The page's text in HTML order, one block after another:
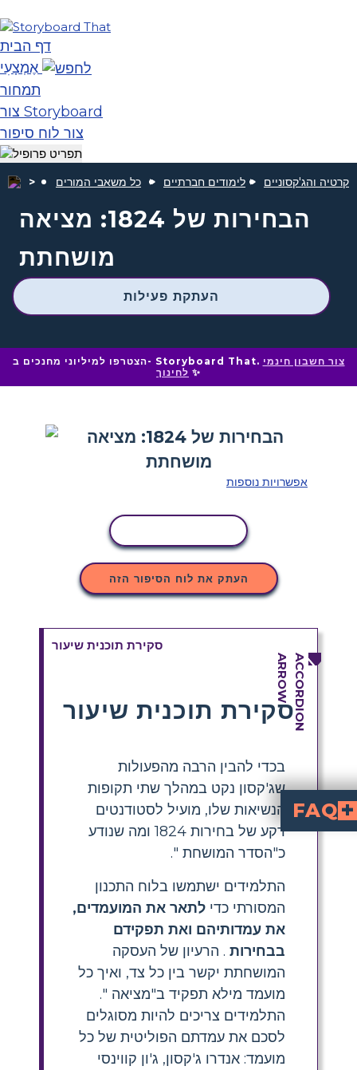
דף הבית
אֶמְצָעִי
תמחור
צור Storyboard
צור לוח סיפור
כל משאבי המורים לימודים חברתיים והג'קסוניים
הבחירות של 1824: מציאה
מושחתת
העתקת פעילות
הצטרפו למיליוני מחנכים ב- Storyboard That. צור חשבון חינמי
לחינוך ✨
אפשרויות נוספות
העתק את לוח הסיפור הזה
סקירת תוכנית שיעור
סקירת תוכנית שיעור
בכדי להבין הרבה מהפעולות
שג'קסון נקט במהלך שתי תקופות
הנשיאות שלו, מועיל לסטודנטים
רקע של בחירות 1824 ומה שנודע
כ"הסדר המושחת ".
התלמידים ישתמשו בלוח התכנון
המסורתי כדי לתאר את המועמדים,
את עמדותיהם ואת תפקידם
בבחירות . הרעיון של העסקה
המושחתת יקשר בין כל צד, ואיך כל
מועמד מילא תפקיד ב"מציאה ".
התלמידים צריכים להיות מסוגלים
לסכם את עמדתם הפוליטית של כל
מועמד: אנדרו ג'קסון, ג'ון קווינסי
FAQ